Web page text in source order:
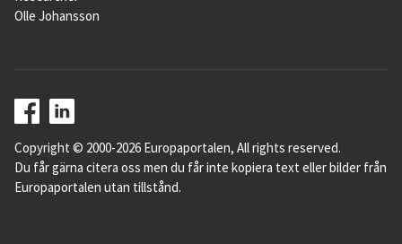
Olle Johansson
Copyright © 2000-2026 Europaportalen, All rights reserved.
Du får gärna citera oss men du får inte kopiera text eller bilder från
Europaportalen utan tillstånd.